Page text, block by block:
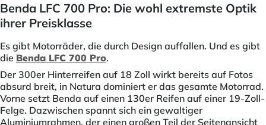
Benda LFC 700 Pro: Die wohl extremste Optik
ihrer Preisklasse
Es gibt Motorräder, die durch Design auffallen. Und es gibt
die Benda LFC 700 Pro.
Der 300er Hinterreifen auf 18 Zoll wirkt bereits auf Fotos
absurd breit, in Natura dominiert er das gesamte Motorrad.
Vorne setzt Benda auf einen 130er Reifen auf einer 19-Zoll-
Felge. Dazwischen spannt sich ein gewaltiger
Aluminiumrahmen, der einen großen Teil der Seitenansicht